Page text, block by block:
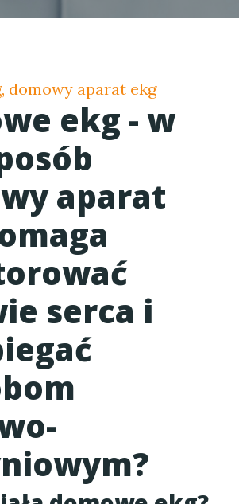
domowy aparat ekg
ekg - w
aparat
serca i